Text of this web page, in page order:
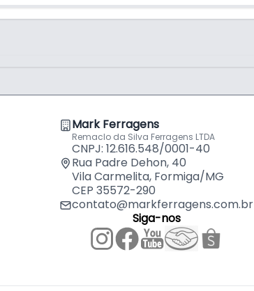
Mark Ferragens
Remaclo da Silva Ferragens LTDA
CNPJ: 12.616.548/0001-40
Rua Padre Dehon, 40
Vila Carmelita, Formiga/MG
CEP 35572-290
contato@markferragens.com.br
Siga-nos